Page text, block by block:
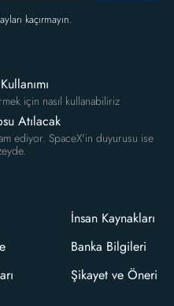
kaçırmayın.
için nasıl kullanabiliriz
Atılacak
ediyor. SpaceX'in duyurusu ise
İnsan Kaynakları
Banka Bilgileri
Şikayet ve Öneri